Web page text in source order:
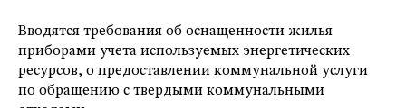
Вводятся требования об оснащенности жилья
приборами учета используемых энергетических
ресурсов, о предоставлении коммунальной услуги
по обращению с твердыми коммунальными